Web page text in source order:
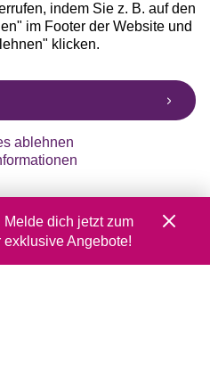
indem Sie z. B. auf den
im Footer der Website und
klicken.
ablehnen
Melde dich jetzt zum
Angebote!